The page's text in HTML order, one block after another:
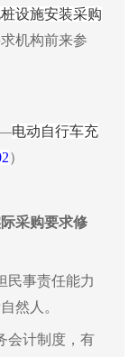
设施安装采购
机构前来参
—电动自行车充
）
采购要求修
民事责任能力
然人。
会计制度，有